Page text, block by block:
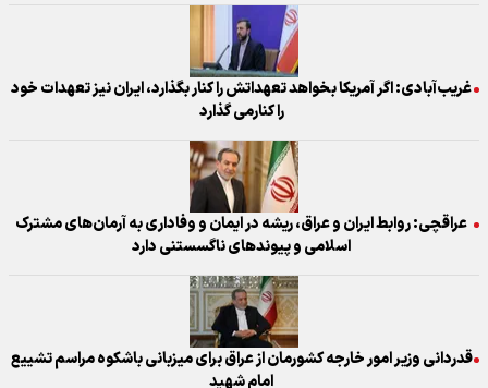
غریب‌آبادی: اگر آمریکا بخواهد تعهداتش را کنار بگذارد، ایران نیز تعهدات خود
را کنارمی گذارد
عراقچی: روابط ایران و عراق، ریشه در ایمان و وفاداری به آرمان‌های مشترک
اسلامی و پیوندهای ناگسستنی دارد
قدردانی وزیر امور خارجه کشورمان از عراق برای میزبانی باشکوه مراسم تشییع
امام شهید